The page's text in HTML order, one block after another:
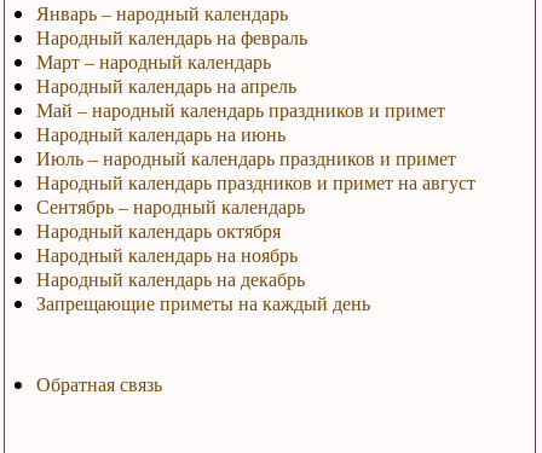
Январь – народный календарь
Народный календарь на февраль
Март – народный календарь
Народный календарь на апрель
Май – народный календарь праздников и примет
Народный календарь на июнь
Июль – народный календарь праздников и примет
Народный календарь праздников и примет на август
Сентябрь – народный календарь
Народный календарь октября
Народный календарь на ноябрь
Народный календарь на декабрь
Запрещающие приметы на каждый день
Обратная связь